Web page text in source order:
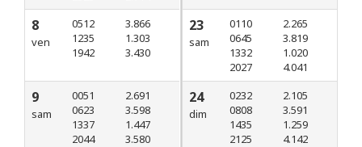
8
ven
0512
1235
1942
3.866
1.303
3.430
9
sam
0051
0623
1337
2044
2.691
3.598
1.447
3.580
23
sam
0110
0645
1332
2027
2.265
3.819
1.020
4.041
24
dim
0232
0808
1435
2125
2.105
3.591
1.259
4.142